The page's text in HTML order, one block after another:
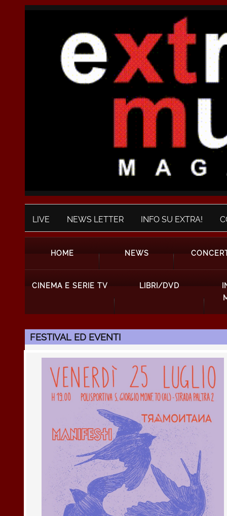
LIVE NEWS LETTER INFO SU EXTRA!
HOME NEWS
CINEMA E SERIE TV LIBRI/DVD
FESTIVAL ED EVENTI